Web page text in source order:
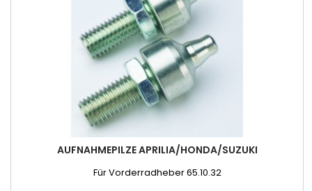
AUFNAHMEPILZE APRILIA/HONDA/SUZUKI
Für Vorderradheber 65.10.32